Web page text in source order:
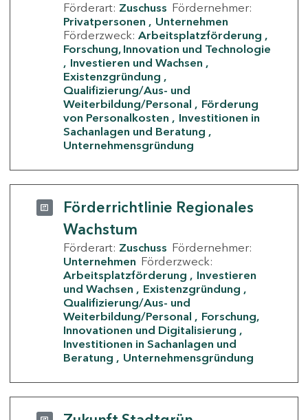
Förderart: Zuschuss Fördernehmer:
Privatpersonen
Unternehmen
Förderzweck: Arbeitsplatzförderung
Forschung, Innovation und Technologie
Investieren und Wachsen
Existenzgründung
Qualifizierung/Aus- und
Weiterbildung/Personal
Förderung
von Personalkosten
Investitionen in
Sachanlagen und Beratung
Unternehmensgründung
Förderrichtlinie Regionales
Wachstum
Förderart: Zuschuss Fördernehmer:
Unternehmen Förderzweck:
Arbeitsplatzförderung
Investieren
und Wachsen
Existenzgründung
Qualifizierung/Aus- und
Weiterbildung/Personal
Forschung,
Innovationen und Digitalisierung
Investitionen in Sachanlagen und
Beratung
Unternehmensgründung